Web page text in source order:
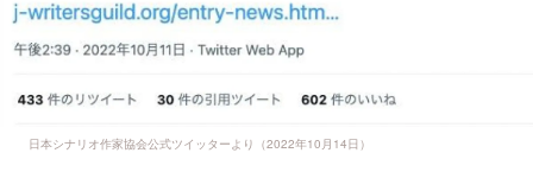
日本シナリオ作家協会公式ツイッターより（2022年10月14日）